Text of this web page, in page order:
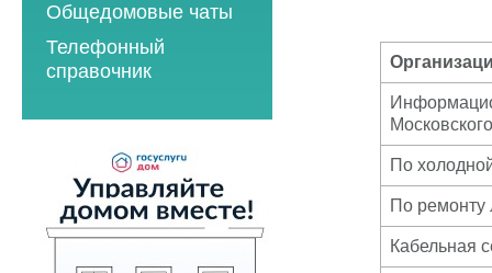
2021 год
2022 год
2025 год
2026 год
Мероприятия по
энергосбережению
2023 год
2024 год
2022 год
2023 год
2024 год
2025 год
2026 год
Общедомовые чаты
Телефонный
справочник
По
По ремонту
Кабельная